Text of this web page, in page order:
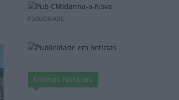
PUBLICIDADE
Últimas Notícias